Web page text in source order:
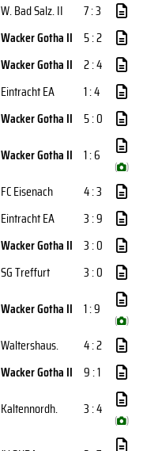
W. Bad Salz. II
7 : 3
Wacker Gotha II 5 : 2
Wacker Gotha II 2 : 4
Eintracht EA
1 : 4
Wacker Gotha II 5 : 0
Wacker Gotha II 1 : 6
( )
FC Eisenach
4 : 3
Eintracht EA
3 : 9
Wacker Gotha II 3 : 0
SG Treffurt
3 : 0
Wacker Gotha II 1 : 9
( )
Waltershaus.
4 : 2
Wacker Gotha II 9 : 1
Kaltennordh. 3 : 4
( )